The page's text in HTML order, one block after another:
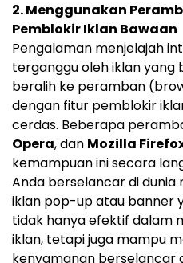
2. Menggunakan
Pemblokir Iklan Bawaan
Pengalaman menjelajah
terganggu oleh iklan yang
beralih ke peramban
dengan fitur pemblokir
cerdas. Beberapa
Opera, dan Mozilla
kemampuan ini secara
Anda berselancar di
iklan pop-up atau banner
tidak hanya efektif dalam
iklan, tetapi juga mampu
kenyamanan berselancar